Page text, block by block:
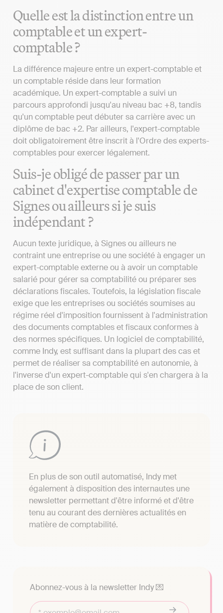
Quelle est la distinction entre un
comptable et un expert-
comptable ?
La différence majeure entre un expert-comptable et
un comptable réside dans leur formation
académique. Un expert-comptable a suivi un
parcours approfondi jusqu'au niveau bac +8, tandis
qu'un comptable peut débuter sa carrière avec un
diplôme de bac +2. Par ailleurs, l'expert-comptable
doit obligatoirement être inscrit à l'Ordre des experts-
comptables pour exercer légalement.
Suis-je obligé de passer par un
cabinet d'expertise comptable de
Signes ou ailleurs si je suis
indépendant ?
Aucun texte juridique, à Signes ou ailleurs ne
contraint une entreprise ou une société à engager un
expert-comptable externe ou à avoir un comptable
salarié pour gérer sa comptabilité ou préparer ses
déclarations fiscales. Toutefois, la législation fiscale
exige que les entreprises ou sociétés soumises au
régime réel d'imposition fournissent à l'administration
des documents comptables et fiscaux conformes à
des normes spécifiques. Un logiciel de comptabilité,
comme Indy, est suffisant dans la plupart des cas et
permet de réaliser sa comptabilité en autonomie, à
l'inverse d'un expert-comptable qui s'en chargera à la
place de son client.
En plus de son outil automatisé, Indy met
également à disposition des internautes une
newsletter permettant d'être informé et d'être
tenu au courant des dernières actualités en
matière de comptabilité.
Abonnez-vous à la newsletter Indy 💌